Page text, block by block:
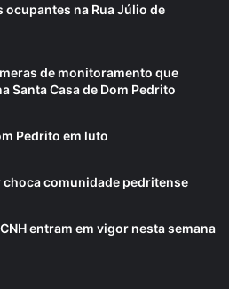
na Rua Júlio de
de monitoramento que
Santa Casa de Dom Pedrito
Pedrito em luto
choca comunidade pedritense
entram em vigor nesta semana